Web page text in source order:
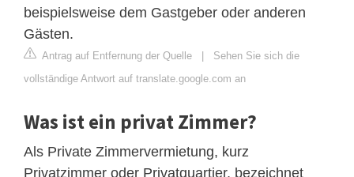
beispielsweise dem Gastgeber oder anderen
Gästen.
Antrag auf Entfernung der Quelle | Sehen Sie sich die
vollständige Antwort auf translate.google.com an
Was ist ein privat Zimmer?
Als Private Zimmervermietung, kurz
Privatzimmer oder Privatquartier, bezeichnet